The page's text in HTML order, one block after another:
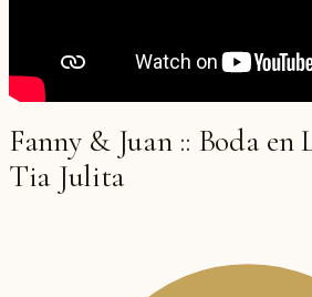
Fanny & Juan :: Boda en
Tia Julita